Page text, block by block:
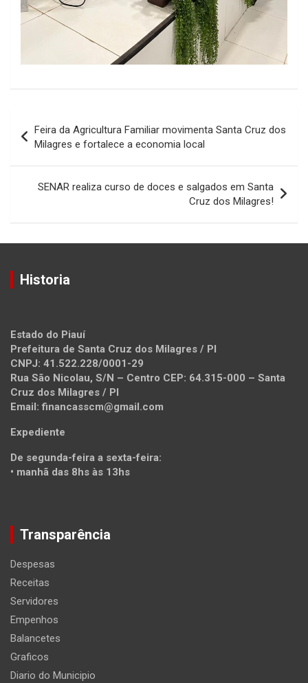
de
Post
Feira da Agricultura Familiar movimenta Santa Cruz dos
Milagres e fortalece a economia local
SENAR realiza curso de doces e salgados em Santa
Cruz dos Milagres!
Historia
Estado do Piauí
Prefeitura de Santa Cruz dos Milagres / PI
CNPJ: 41.522.228/0001-29
Rua São Nicolau, S/N – Centro CEP: 64.315-000 – Santa
Cruz dos Milagres / PI
Email: financasscm@gmail.com
Expediente
De segunda-feira a sexta-feira:
• manhã das 8hs às 13hs
Transparência
Despesas
Receitas
Servidores
Empenhos
Balancetes
Graficos
Diario do Municipio